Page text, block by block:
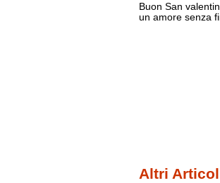
Buon San
un amore senza
Altri